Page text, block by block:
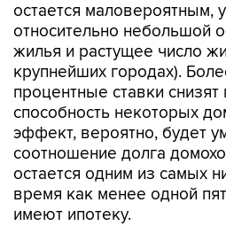
остается маловероятным,
относительно небольшой
жилья и растущее число
крупнейших городах).
процентные ставки снизят
способность некоторых
эффект, вероятно, будет
соотношение долга
остается одним из самых
время как менее одной
имеют ипотеку.